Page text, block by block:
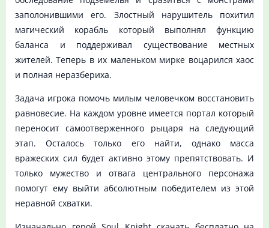
заполонившими его. Злостный нарушитель похитил
магический корабль который выполнял функцию
баланса и поддерживал существование местных
жителей. Теперь в их маленьком мирке воцарился хаос
и полная неразбериха.
Задача игрока помочь милым человечком восстановить
равновесие. На каждом уровне имеется портал который
переносит самоотверженного рыцаря на следующий
этап. Осталось только его найти, однако масса
вражеских сил будет активно этому препятствовать. И
только мужество и отвага центрального персонажа
помогут ему выйти абсолютным победителем из этой
неравной схватки.